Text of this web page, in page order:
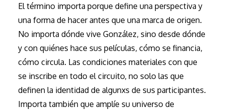
El término importa porque define una perspectiva y
una forma de hacer antes que una marca de origen.
No importa dónde vive González, sino desde dónde
y con quiénes hace sus películas, cómo se financia,
cómo circula. Las condiciones materiales con que
se inscribe en todo el circuito, no solo las que
definen la identidad de algunxs de sus participantes.
Importa también que amplíe su universo de